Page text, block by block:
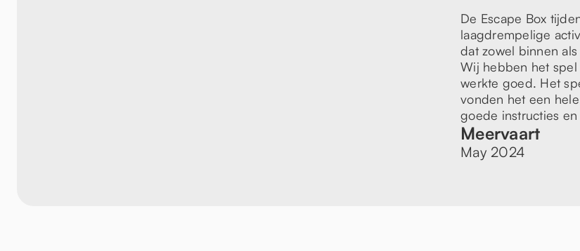
De Escape Box
laagdrempelige
dat zowel binnen
Wij hebben het
werkte goed. Het
vonden het een
goede instructies
Meervaart
May 2024